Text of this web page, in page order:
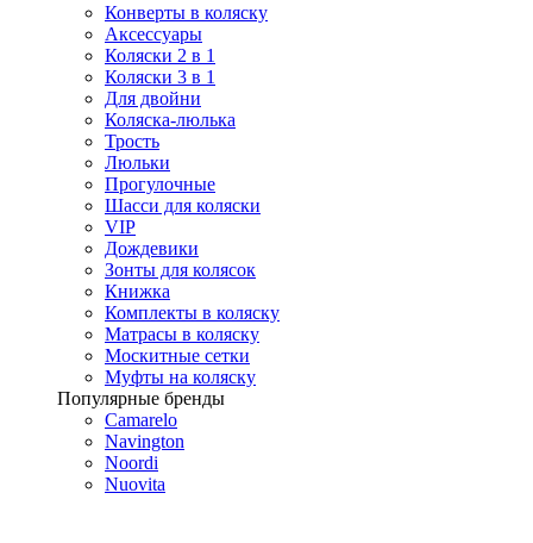
Конверты в коляску
Аксессуары
Коляски 2 в 1
Коляски 3 в 1
Для двойни
Коляска-люлька
Трость
Люльки
Прогулочные
Шасси для коляски
VIP
Дождевики
Зонты для колясок
Книжка
Комплекты в коляску
Матрасы в коляску
Москитные сетки
Муфты на коляску
Популярные бренды
Camarelo
Navington
Noordi
Nuovita